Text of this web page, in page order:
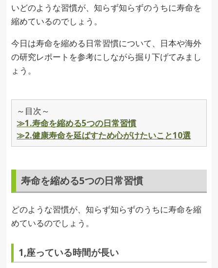
いどのような習慣が、知らず知らずのうちに寿命を
縮めているのでしょう。
今日は寿命を縮める日常習慣について、日本や海外
の研究レポートを参考にしながら掘り下げてみまし
ょう。
～目次～
≫1.寿命を縮める5つの日常習慣
≫2.健康寿命を延ばすため心がけたいこと10選
寿命を縮める5つの日常習慣
どのような習慣が、知らず知らずのうちに寿命を縮
めているのでしょう。
1,座っている時間が長い